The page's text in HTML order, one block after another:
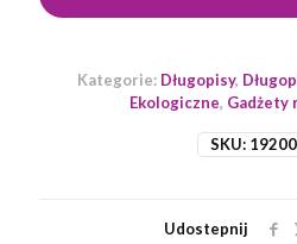
SKU:
Kategorie: Długopisy,
Ekologiczne, Gadżety
Udostepnij